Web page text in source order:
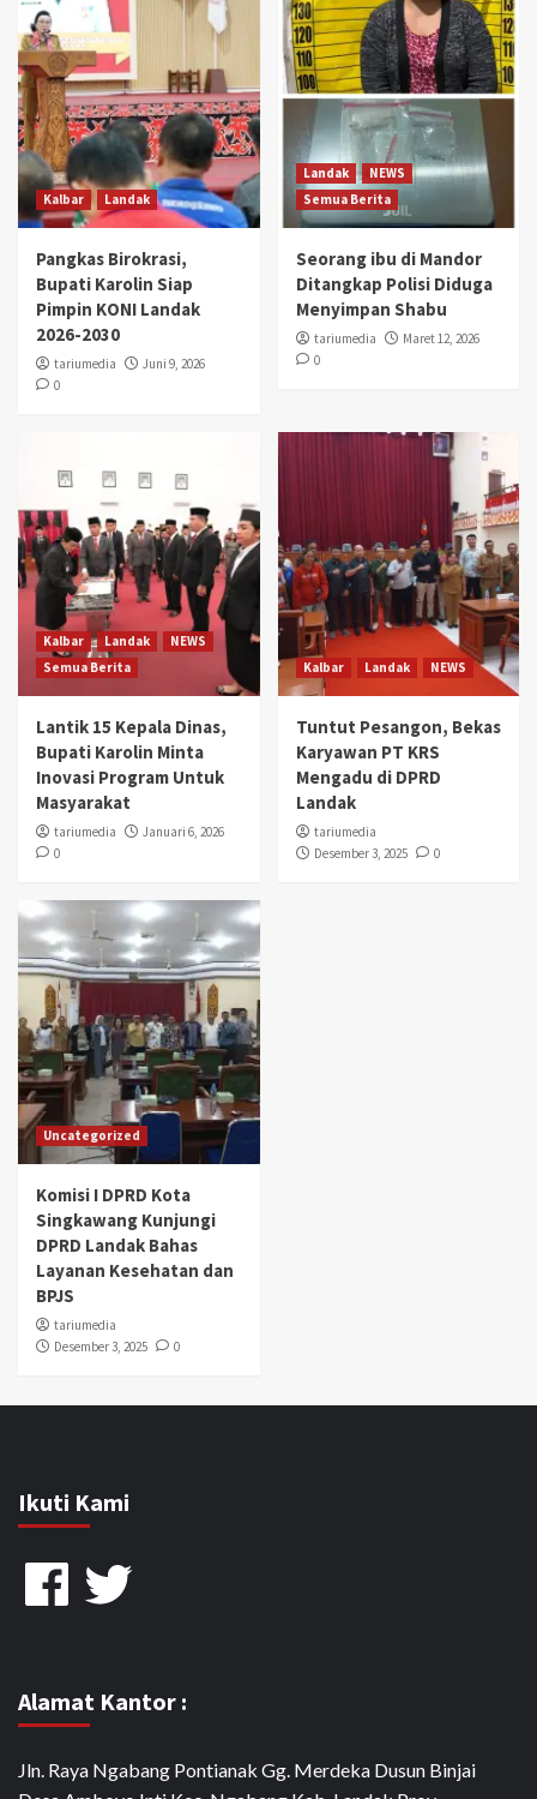
Kalbar Landak
Pangkas Birokrasi,
Bupati Karolin Siap
Pimpin KONI Landak
2026-2030
tariumedia
Juni 9, 2026
0
Landak
NEWS
Semua Berita
Seorang ibu di Mandor
Ditangkap Polisi Diduga
Menyimpan Shabu
tariumedia
Maret 12, 2026
0
Kalbar Landak
NEWS
Semua Berita
Lantik 15 Kepala Dinas,
Bupati Karolin Minta
Inovasi Program Untuk
Masyarakat
tariumedia
Januari 6, 2026
0
Kalbar Landak NEWS
Tuntut Pesangon, Bekas
Karyawan PT KRS
Mengadu di DPRD
Landak
tariumedia
Desember 3, 2025
0
Uncategorized
Komisi I DPRD Kota
Singkawang Kunjungi
DPRD Landak Bahas
Layanan Kesehatan dan
BPJS
tariumedia
Desember 3, 2025
0
Ikuti Kami
FacebookTwitter
Alamat Kantor :
Jln. Raya Ngabang Pontianak Gg. Merdeka Dusun Binjai